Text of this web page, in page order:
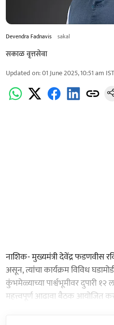
Devendra Fadnavis sakal
सकाळ वृत्तसेवा
Updated on:01 June 2025, 10:51 am IST
नाशिक- मुख्यमंत्री देवेंद्र फडणवीस
असून, त्यांचा कार्यक्रम विविध
कुंभमेळ्याच्या पार्श्वभूमीवर दुपारी १२
महत्त्वपूर्ण आढावा बैठक आयोजित